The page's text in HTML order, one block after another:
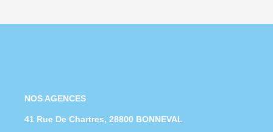
NOS AGENCES
41 Rue De Chartres, 28800 BONNEVAL
39 Rue De Varize, 28200 CHATEAUDUN